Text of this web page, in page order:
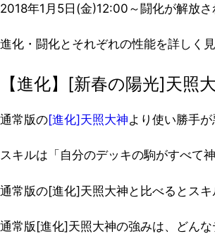
2018年1月5日(金)12:00～闘化が解放さ
進化・闘化とそれぞれの性能を詳しく
【進化】[新春の陽光]天照
通常版の[進化]天照大神より使い勝手
スキルは「自分のデッキの駒がすべて
通常版の[進化]天照大神と比べるとス
通常版[進化]天照大神の強みは、どん